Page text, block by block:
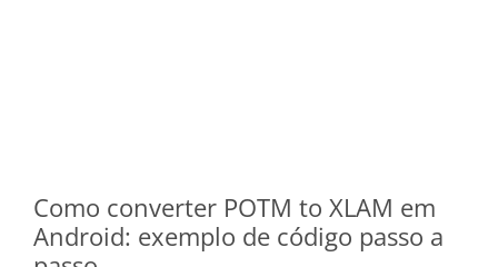
Como converter POTM to XLAM em
Android: exemplo de código passo a